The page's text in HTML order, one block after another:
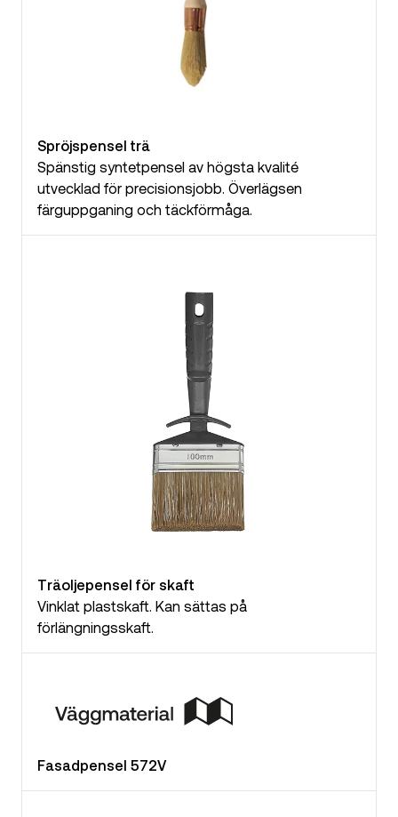
Spröjspensel trä
Spänstig syntetpensel av högsta kvalité
utvecklad för precisionsjobb. Överlägsen
färguppganing och täckförmåga.
Träoljepensel för skaft
Vinklat plastskaft. Kan sättas på
förlängningsskaft.
Fasadpensel 572V